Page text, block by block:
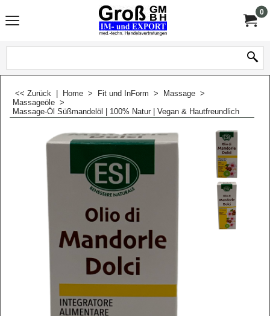
0
<< Zurück Home > Fit und InForm > Massage >
Massageöle >
Massage-Öl Süßmandelöl | 100% Natur | Vegan & Hautfreundlich